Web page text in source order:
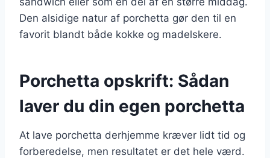
Den alsidige natur af porchetta gør den til en
favorit blandt både kokke og madelskere.
Porchetta opskrift: Sådan
laver du din egen porchetta
At lave porchetta derhjemme kræver lidt tid og
forberedelse, men resultatet er det hele værd.